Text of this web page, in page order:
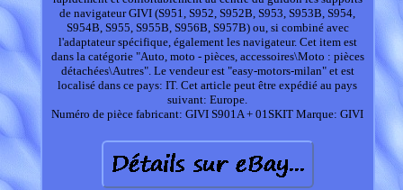
de navigateur GIVI (S951, S952, S952B, S953, S953B, S954,
S954B, S955, S955B, S956B, S957B) ou, si combiné avec
l'adaptateur spécifique, également les navigateur. Cet item est
dans la catégorie "Auto, moto - pièces, accessoires\Moto : pièces
détachées\Autres". Le vendeur est "easy-motors-milan" et est
localisé dans ce pays: IT. Cet article peut être expédié au pays
suivant: Europe.
Numéro de pièce fabricant: GIVI S901A + 01SKIT Marque: GIVI